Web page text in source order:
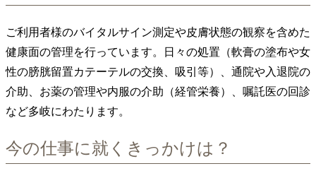
ご利用者様のバイタルサイン測定や皮膚状態の観察を含めた
健康面の管理を行っています。日々の処置（軟膏の塗布や女
性の膀胱留置カテーテルの交換、吸引等）、通院や入退院の
介助、お薬の管理や内服の介助（経管栄養）、嘱託医の回診
など多岐にわたります。
今の仕事に就くきっかけは？